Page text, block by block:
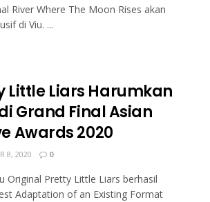
River Where The Moon Rises akan
di Viu. ...
Little Liars Harumkan
Grand Final Asian
Awards 2020
8, 2020 0
Original Pretty Little Liars berhasil
Adaptation of an Existing Format